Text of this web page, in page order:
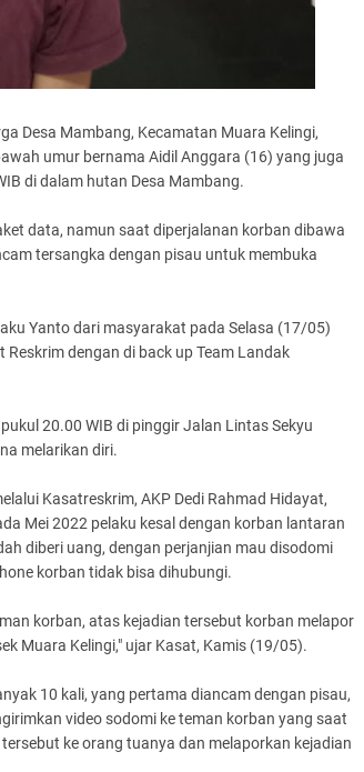
Desa Mambang, Kecamatan Muara Kelingi,
umur bernama Aidil Anggara (16) yang juga
di dalam hutan Desa Mambang.
data, namun saat diperjalanan korban dibawa
tersangka dengan pisau untuk membuka
Yanto dari masyarakat pada Selasa (17/05)
dengan di back up Team Landak
20.00 WIB di pinggir Jalan Lintas Sekyu
melarikan diri.
Kasatreskrim, AKP Dedi Rahmad Hidayat,
Mei 2022 pelaku kesal dengan korban lantaran
diberi uang, dengan perjanjian mau disodomi
korban tidak bisa dihubungi.
korban, atas kejadian tersebut korban melapor
Muara Kelingi," ujar Kasat, Kamis (19/05).
10 kali, yang pertama diancam dengan pisau,
video sodomi ke teman korban yang saat
ke orang tuanya dan melaporkan kejadian